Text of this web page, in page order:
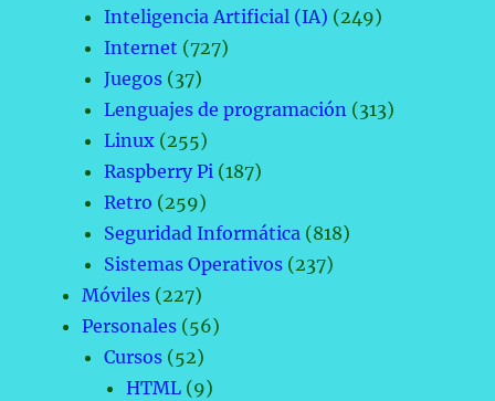
Inteligencia Artificial (IA) (249)
Internet (727)
Juegos (37)
Lenguajes de programación (313)
Linux (255)
Raspberry Pi (187)
Retro (259)
Seguridad Informática (818)
Sistemas Operativos (237)
Móviles (227)
Personales (56)
Cursos (52)
HTML (9)